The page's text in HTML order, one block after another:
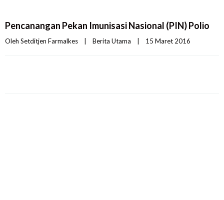
Pencanangan Pekan Imunisasi Nasional (PIN) Polio
Oleh Setditjen Farmalkes Berita Utama 15 Maret 2016